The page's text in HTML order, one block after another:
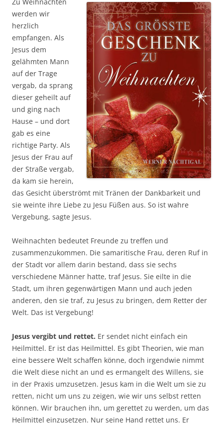
werden wir
herzlich
empfangen. Als
Jesus dem
gelähmten Mann
auf der Trage
vergab, da sprang
dieser geheilt auf
und ging nach
Hause – und dort
gab es eine
richtige Party. Als
Jesus der Frau auf
der Straße vergab,
da kam sie herein,
das Gesicht überströmt mit Tränen der Dankbarkeit und
sie weinte ihre Liebe zu Jesu Füßen aus. So ist wahre
Vergebung, sagte Jesus.
Weihnachten bedeutet Freunde zu treffen und
zusammenzukommen. Die samaritische Frau, deren Ruf in
der Stadt vor allem darin bestand, dass sie sechs
verschiedene Männer hatte, traf Jesus. Sie eilte in die
Stadt, um ihren gegenwärtigen Mann und auch jeden
anderen, den sie traf, zu Jesus zu bringen, dem Retter der
Welt. Das ist Vergebung!
Jesus vergibt und rettet. Er sendet nicht einfach ein
Heilmittel. Er ist das Heilmittel. Es gibt Theorien, wie man
eine bessere Welt schaffen könne, doch irgendwie nimmt
die Welt diese nicht an und es ermangelt des Willens, sie
in der Praxis umzusetzen. Jesus kam in die Welt um sie zu
retten, nicht um uns zu zeigen, wie wir uns selbst retten
können. Wir brauchen ihn, um gerettet zu werden, um das
Heilmittel einzusetzen. Nur seine Hand rettet uns. Er